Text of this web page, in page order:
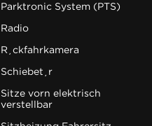
Parktronic System (PTS)
Radio
Rückfahrkamera
Schiebetür
Sitze vorn elektrisch
verstellbar